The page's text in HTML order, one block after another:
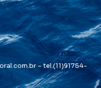
– tel.(11)91754-